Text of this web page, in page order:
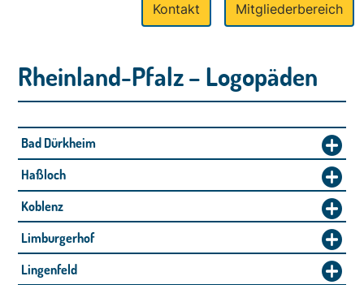
Kontakt Mitgliederbereich
Rheinland-Pfalz – Logopäden
Bad Dürkheim
Haßloch
Koblenz
Limburgerhof
Lingenfeld